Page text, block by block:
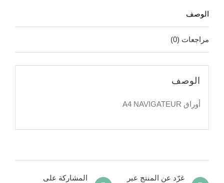
الوصف
مراجعات (0)
الوصف
أوراق A4 NAVIGATEUR
المشاركة على
غرّد عن المنتج عبر